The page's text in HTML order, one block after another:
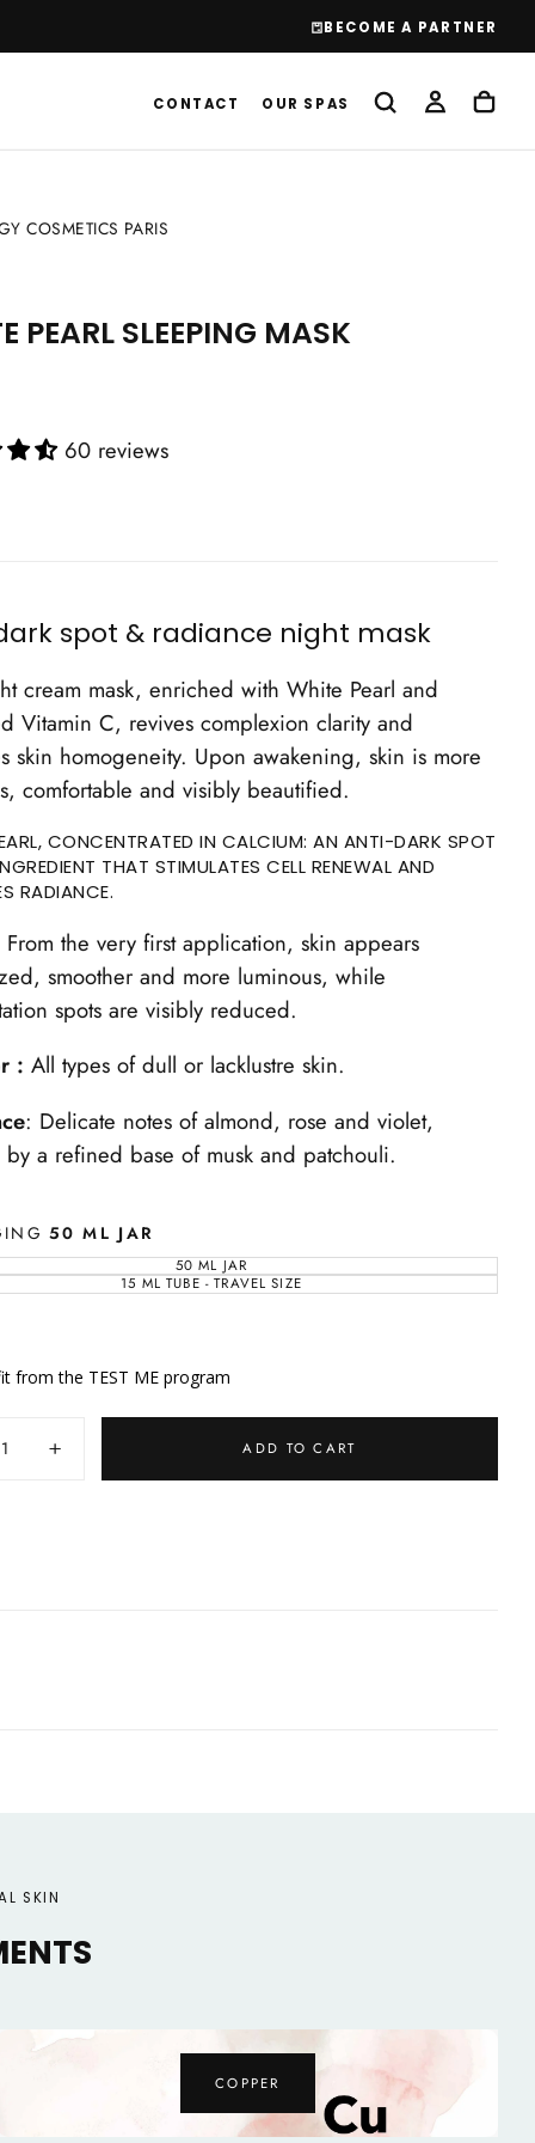
BECOME A PARTNER
CONTACT OUR SPAS
COSMETICS PARIS
PEARL SLEEPING MASK
60 reviews
spot & radiance night mask
cream mask, enriched with White Pearl and
Vitamin C, revives complexion clarity and
skin homogeneity. Upon awakening, skin is more
comfortable and visibly beautified.
CONCENTRATED IN CALCIUM: AN ANTI-DARK SPOT
THAT STIMULATES CELL RENEWAL AND
RADIANCE.
From the very first application, skin appears
smoother and more luminous, while
spots are visibly reduced.
: All types of dull or lacklustre skin.
: Delicate notes of almond, rose and violet,
by a refined base of musk and patchouli.
50 ML JAR
50 ML JAR
VARIANT
SOLD
OUT
15 ML TUBE - TRAVEL SIZE
VARIANT
from the TEST ME program
Increase
ADD TO CART
SKIN
MAGNESIUM